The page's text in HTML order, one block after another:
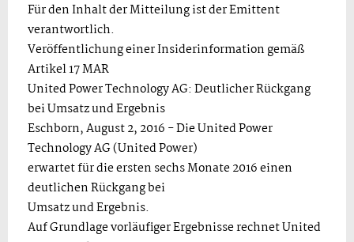
Für den Inhalt der Mitteilung ist der Emittent
verantwortlich.
Veröffentlichung einer Insiderinformation gemäß
Artikel 17 MAR
United Power Technology AG: Deutlicher Rückgang
bei Umsatz und Ergebnis
Eschborn, August 2, 2016 - Die United Power
Technology AG (United Power)
erwartet für die ersten sechs Monate 2016 einen
deutlichen Rückgang bei
Umsatz und Ergebnis.
Auf Grundlage vorläufiger Ergebnisse rechnet United